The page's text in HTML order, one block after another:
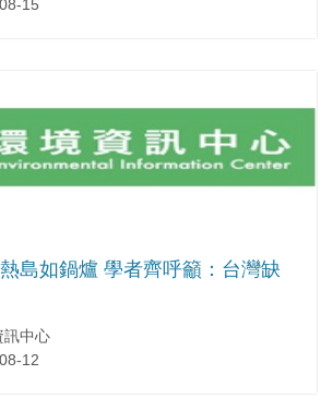
15
島如鍋爐 學者齊呼籲：台灣缺
訊中心
12